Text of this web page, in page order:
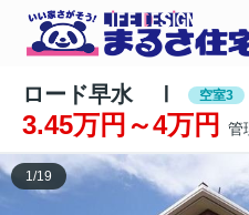
ロード早水 Ⅰ 空室3
3.45万円～4万円 管
1/19